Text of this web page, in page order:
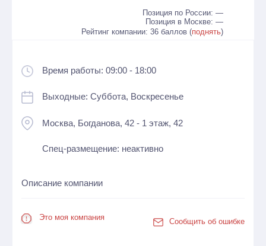
Позиция по России: —
Позиция в Москве: —
Рейтинг компании: 36 баллов (поднять)
Время работы: 09:00 - 18:00
Выходные: Суббота, Воскресенье
Москва, Богданова, 42 - 1 этаж, 42
Спец-размещение: неактивно
Описание компании
Это моя компания Сообщить об ошибке